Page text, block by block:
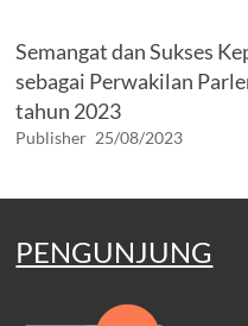
Semangat dan Sukses
sebagai Perwakilan
tahun 2023
Publisher 25/08/2023
PENGUNJUNG